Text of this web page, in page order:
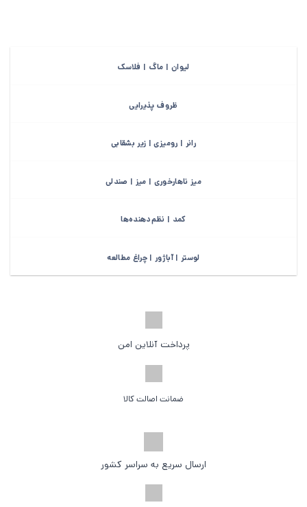
لیوان | ماگ | فلاسک
ظروف پذیرایی
رانر | رومیزی | زیر بشقابی
میز ناهارخوری | میز | صندلی
کمد | نظم‌دهنده‌ها
لوستر | آباژور | چراغ مطالعه
پرداخت آنلاین امن
ضمانت اصالت کالا
ارسال سریع به سراسر کشور